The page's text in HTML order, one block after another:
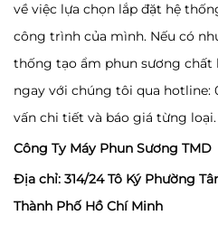
về việc lựa chọn lắp đặt hệ
công trình của mình. Nếu có
thống tạo ẩm phun sương chất
ngay với chúng tôi qua hotline:
vấn chi tiết và báo giá từng loại.
Công Ty Máy Phun Sương TMD
Địa chỉ: 314/24 Tô Ký Phường
Thành Phố Hồ Chí Minh